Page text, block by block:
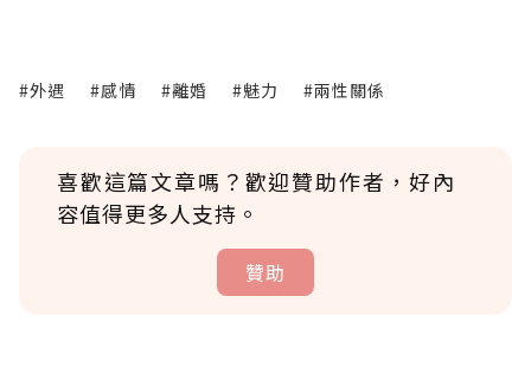
#外遇 #感情 #離婚 #魅力 #兩性關係
喜歡這篇文章嗎？歡迎贊助作者，好內
容值得更多人支持。
贊助